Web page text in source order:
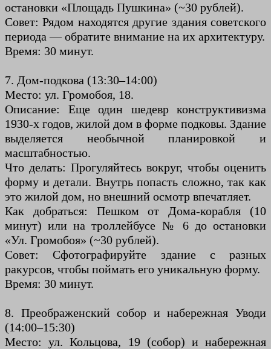
остановки «Площадь Пушкина» (~30 рублей).
Совет: Рядом находятся другие здания советского
периода — обратите внимание на их архитектуру.
Время: 30 минут.
7. Дом-подкова (13:30–14:00)
Место: ул. Громобоя, 18.
Описание: Еще один шедевр конструктивизма
1930-х годов, жилой дом в форме подковы. Здание
выделяется необычной планировкой и
масштабностью.
Что делать: Прогуляйтесь вокруг, чтобы оценить
форму и детали. Внутрь попасть сложно, так как
это жилой дом, но внешний осмотр впечатляет.
Как добраться: Пешком от Дома-корабля (10
минут) или на троллейбусе № 6 до остановки
«Ул. Громобоя» (~30 рублей).
Совет: Сфотографируйте здание с разных
ракурсов, чтобы поймать его уникальную форму.
Время: 30 минут.
8. Преображенский собор и набережная Уводи
(14:00–15:30)
Место: ул. Кольцова, 19 (собор) и набережная